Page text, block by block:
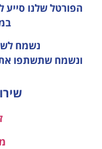
הפורטל שלנו
נשמח
ונשמח שתשתפו את